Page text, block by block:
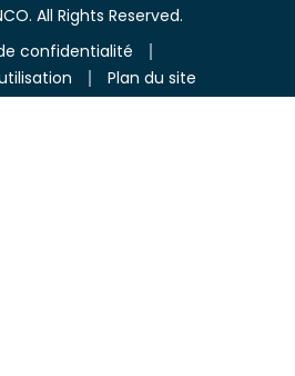
All Rights Reserved.
confidentialité
Plan du site